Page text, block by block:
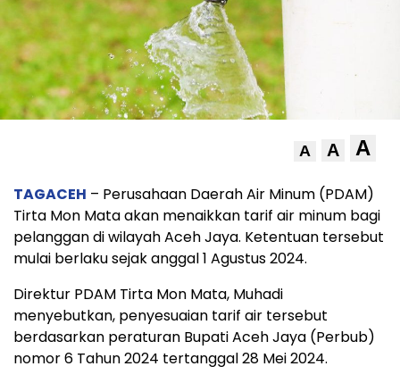
A A A
TAGACEH – Perusahaan Daerah Air Minum (PDAM)
Tirta Mon Mata akan menaikkan tarif air minum bagi
pelanggan di wilayah Aceh Jaya. Ketentuan tersebut
mulai berlaku sejak anggal 1 Agustus 2024.
Direktur PDAM Tirta Mon Mata, Muhadi
menyebutkan, penyesuaian tarif air tersebut
berdasarkan peraturan Bupati Aceh Jaya (Perbub)
nomor 6 Tahun 2024 tertanggal 28 Mei 2024.